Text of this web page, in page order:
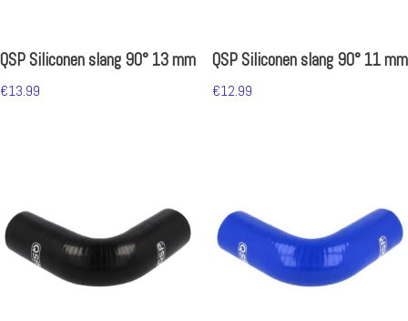
QSP Siliconen slang 90° 13 mm
€13.99
QSP Siliconen slang 90° 11 mm
€12.99